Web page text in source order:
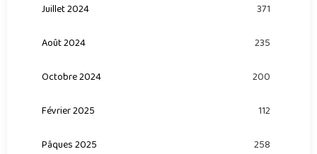
Juillet 2024 371
Août 2024 235
Octobre 2024 200
Février 2025 112
Pâques 2025 258